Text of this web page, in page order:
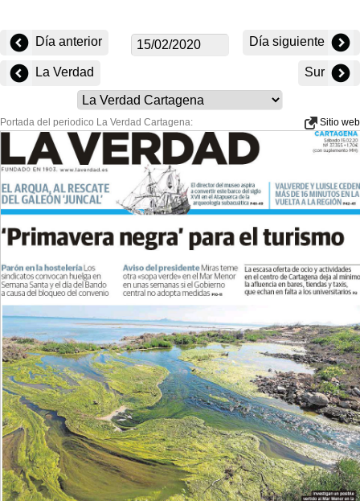
Día anterior Día siguiente
La Verdad Sur
Portada del periodico La Verdad Cartagena: Sitio web